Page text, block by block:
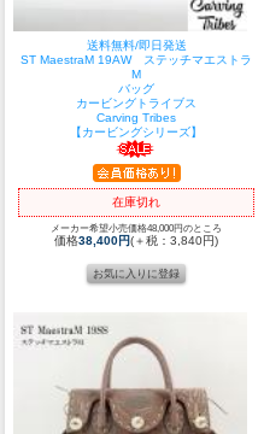
送料無料/即日発送
ST MaestraM 19AW ステッチマエストラ
M
バッグ
カービングトライブス
Carving Tribes
【カービングシリーズ】
在庫切れ
メーカー希望小売価格48,000円のところ
価格38,400円(＋税：3,840円)